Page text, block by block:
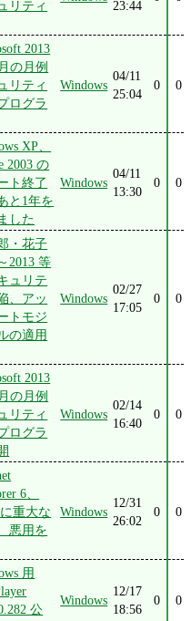
リティ
23:44
2013
の月例
リティ
ログラ
Windows
04/11
25:04
0 0
XP、
2003 の
ト終了
と1年を
した
Windows
04/11
13:30
0 0
・花子
2013 等
ュリテ
、アッ
トモジ
の適用
Windows
02/27
17:05
0 0
2013
の月例
リティ
ログラ
Windows
02/14
16:40
0 0
6、
重大な
悪用を
Windows
12/31
26:02
0 0
用
公
Windows
12/17
18:56
0 0